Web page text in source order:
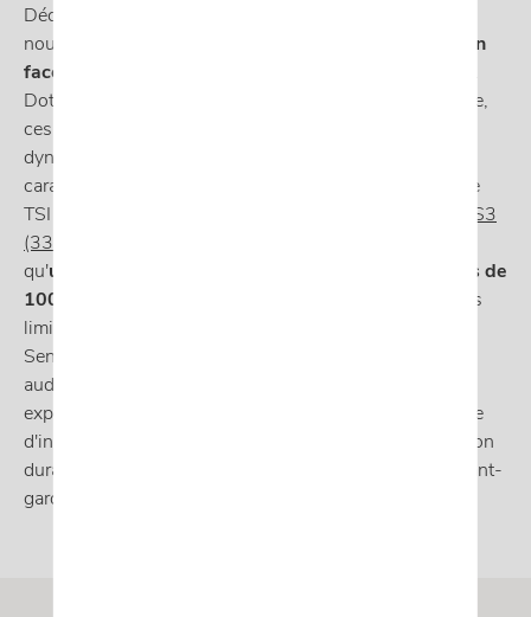
Découvrez l'ère de l'innovation automobile avec les
nouveaux modèles de CUPRA,
le Formentor et la Leon
facelift
Dotés du tout nouveau langage stylistique de la marque,
ces véhicules apportent un vent de modernité et de
dynamisme 100% dans l'ère du temps. Avec des
caractéristiques exclusives telles qu'un moteur essence
TSI de d'une puissance comparable à la nouvelle
Audi S3
(333 ch)
qu'une technologie hybride rechargeable
plus de
100 km d'autonomie électrique
, CUPRA repousse les
limites de la performance. En collaboration avec
Sennheiser, les deux voitures embarquent un système
audio haute fidélité à 12 haut-parleurs pour une
expérience sonore immersive. De plus, avec un système
d'infodivertissement de nouvelle génération et une vision
durable, CUPRA se positionne comme une marque avant-
gardiste.